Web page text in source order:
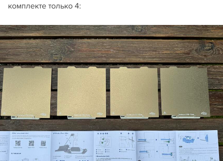
комплекте только 4: